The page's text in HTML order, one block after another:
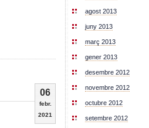
06
febr.
2021
agost 2013
juny 2013
març 2013
gener 2013
desembre 2012
novembre 2012
octubre 2012
setembre 2012